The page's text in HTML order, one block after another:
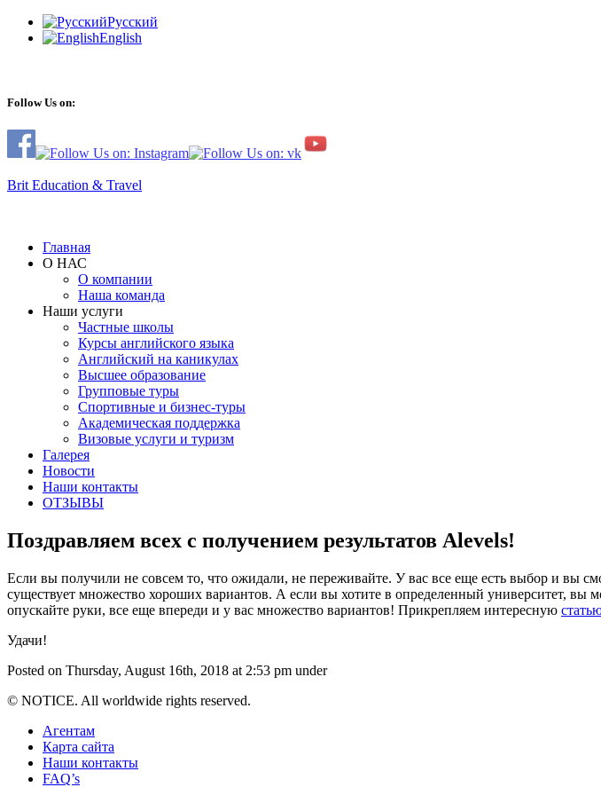
Русский
English
Follow Us on:
Brit Education & Travel
Главная
О НАС
О компании
Наша команда
Наши услуги
Частные школы
Курсы английского языка
Английский на каникулах
Высшее образование
Групповые туры
Спортивные и бизнес-туры
Академическая поддержка
Визовые услуги и туризм
Галерея
Новости
Наши контакты
ОТЗЫВЫ
Поздравляем всех с получением результатов Alevels!
Если вы получили не совсем то, что ожидали, не переживайте. У вас все еще есть выбор и вы
существует множество хороших вариантов. А если вы хотите в определенный университет, вы
опускайте руки, все еще впереди и у вас множество вариантов! Прикрепляем интересную
Удачи!
Posted on Thursday, August 16th, 2018 at 2:53 pm under
© NOTICE. All worldwide rights reserved.
Агентам
Карта сайта
Наши контакты
FAQ’s